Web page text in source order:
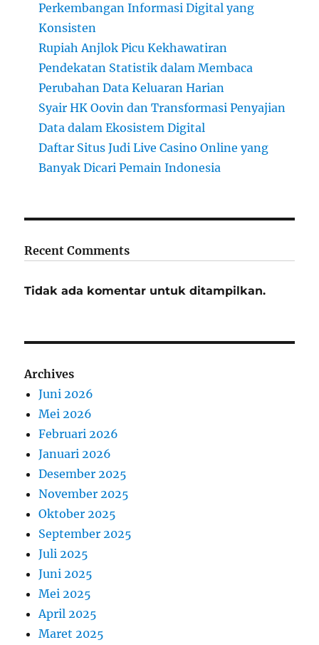
Perkembangan Informasi Digital yang
Konsisten
Rupiah Anjlok Picu Kekhawatiran
Pendekatan Statistik dalam Membaca
Perubahan Data Keluaran Harian
Syair HK Oovin dan Transformasi Penyajian
Data dalam Ekosistem Digital
Daftar Situs Judi Live Casino Online yang
Banyak Dicari Pemain Indonesia
Recent Comments
Tidak ada komentar untuk ditampilkan.
Archives
Juni 2026
Mei 2026
Februari 2026
Januari 2026
Desember 2025
November 2025
Oktober 2025
September 2025
Juli 2025
Juni 2025
Mei 2025
April 2025
Maret 2025